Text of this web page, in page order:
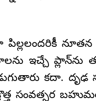
ఇచ్చే ప్లాన్‌ను
కదా.
సంవత్సర